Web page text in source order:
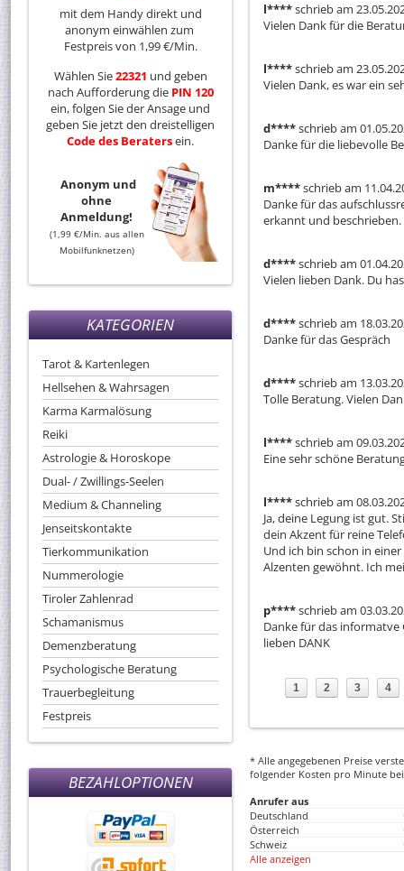
mit dem Handy direkt und
anonym einwählen zum
Festpreis von 1,99 €/Min.
Wählen Sie22321 und geben
nach Aufforderung die PIN 120
ein, folgen Sie der Ansage und
geben Sie jetzt den dreistelligen
Codedes Beratersein.
Anonym und
ohne
Anmeldung!
(1,99 €/Min. aus allen
Mobilfunknetzen)
KATEGORIEN
Tarot & Kartenlegen
Hellsehen & Wahrsagen
Karma Karmalösung
Reiki
Astrologie & Horoskope
Dual- / Zwillings-Seelen
Medium & Channeling
Jenseitskontakte
Tierkommunikation
Nummerologie
Tiroler Zahlenrad
Schamanismus
Demenzberatung
Psychologische Beratung
Trauerbegleitung
Festpreis
BEZAHLOPTIONEN
l****schrieb am
Vielen Dank für die
l****schrieb am
Vielen Dank, es war ein
d****schrieb am
Danke für die liebevolle
m****schrieb am
Danke für das
erkannt und beschrieben.
d****schrieb am
Vielen lieben Dank. Du
d****schrieb am
Danke für das Gespräch
d****schrieb am
Tolle Beratung. Vielen
l****schrieb am
Eine sehr schöne
l****schrieb am
Ja, deine Legung ist gut.
dein Akzent für reine
Und ich bin schon in
Alzenten gewöhnt. Ich
p****schrieb am
Danke für das informatve
lieben DANK
1 2 3 4
* Alle angegebenen Preise
folgender Kosten pro Minute
Anrufer aus
Deutschland
Österreich
Schweiz
Alle anzeigen